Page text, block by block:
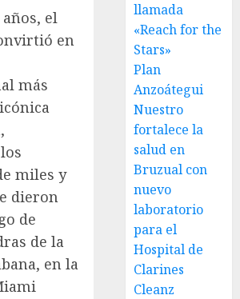
el
en
más
miles y
dieron
de
de la
en la
llamada
«Reach for the
Stars»
Plan
Anzoátegui
Nuestro
fortalece la
salud en
Bruzual con
nuevo
laboratorio
para el
Hospital de
Clarines
Cleanz